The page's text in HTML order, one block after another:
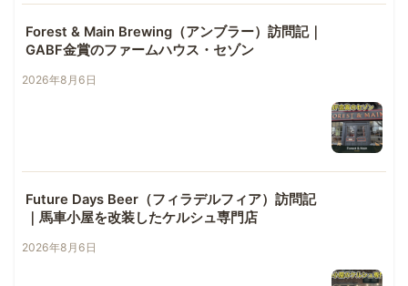
Forest & Main Brewing（アンブラー）訪問記｜
GABF金賞のファームハウス・セゾン
2026年8月6日
Future Days Beer（フィラデルフィア）訪問記
｜馬車小屋を改装したケルシュ専門店
2026年8月6日